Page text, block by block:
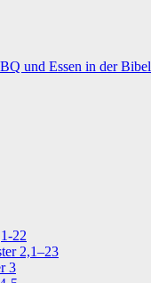
und Essen in der Bibel
22
2,1–23
3